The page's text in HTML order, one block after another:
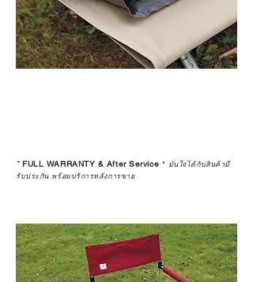
*FULL WARRANTY & After Service * มั่นใจได้กับสินค้ามี
รับประกัน พร้อมบริการหลังการขาย